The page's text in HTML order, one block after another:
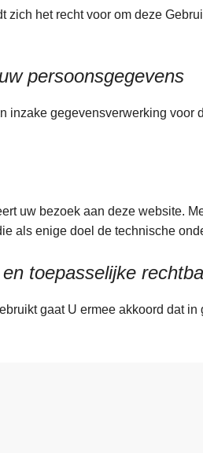
zich het recht voor om deze
persoonsgegevens
inzake gegevensverwerking voor
uw bezoek aan deze website.
als enige doel de technische
toepasselijke
gaat U ermee akkoord dat